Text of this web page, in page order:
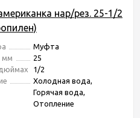
нар/рез. 25-1/2
Муфта
мм
25
1/2
Холодная вода,
Горячая вода,
Отопление